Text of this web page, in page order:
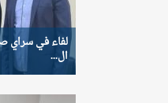
لفاء في سراي
ال...